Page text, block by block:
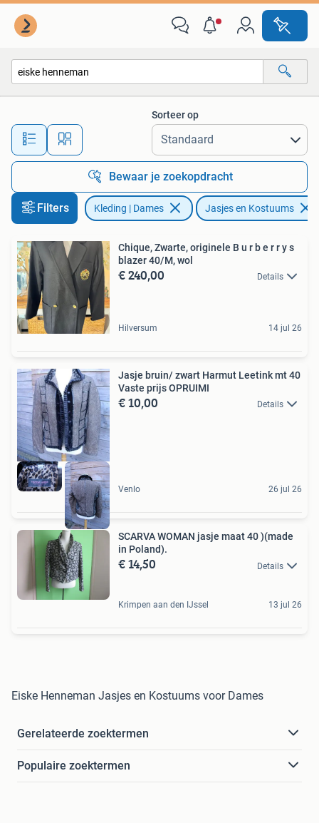
Alle afstanden…
Sorteer op
Bewaar je zoekopdracht
Filters Kleding | Dames Jasjes en Kostuums
Chique, Zwarte, originele B u r b e r r y s
blazer 40/M, wol
€ 240,00 Details
Hilversum 14 jul 26
Jasje bruin/ zwart Harmut Leetink mt 40
Vaste prijs OPRUIMI
€ 10,00 Details
Venlo 26 jul 26
SCARVA WOMAN jasje maat 40 )(made
in Poland).
€ 14,50 Details
Krimpen aan den IJssel 13 jul 26
Eiske Henneman Jasjes en Kostuums voor Dames
Gerelateerde zoektermen
Populaire zoektermen